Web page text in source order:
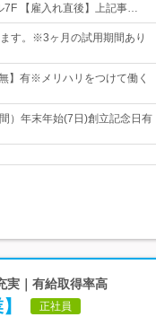
7F 【雇入れ直後】上記事…
す。※3ヶ月の試用期間あり
】有※メリハリをつけて働く
年末年始(7日)創立記念日有
実｜有給取得率高
正社員